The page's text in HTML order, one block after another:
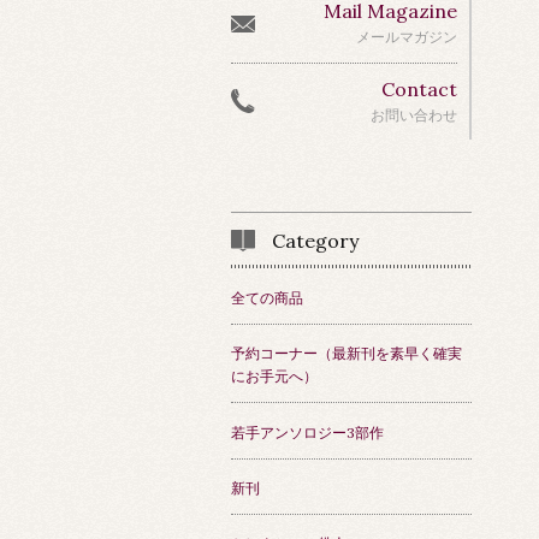
Mail Magazine
メールマガジン
Contact
お問い合わせ
Category
全ての商品
予約コーナー（最新刊を素早く確実
にお手元へ）
若手アンソロジー3部作
新刊